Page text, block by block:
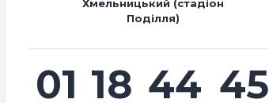
Хмельницький (стадіон
Поділля)
01 18 44 44